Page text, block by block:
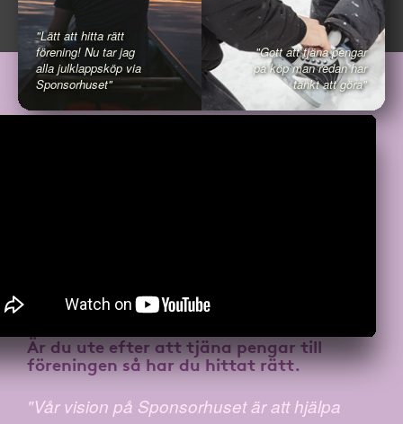
"Lätt att hitta rätt
förening! Nu tar jag
alla julklappsköp via
Sponsorhuset"
"Gott att tjäna pengar
på köp man redan har
tänkt att göra"
Är du ute efter atttjäna pengar till
föreningenså har du hittat rätt.
"Vår vision på Sponsorhuset är att hjälpa